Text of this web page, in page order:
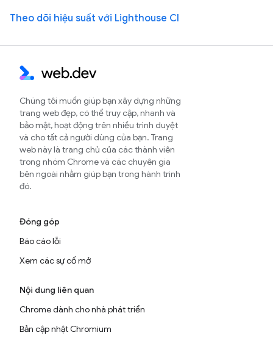
Theo dõi hiệu suất với Lighthouse CI
Chúng tôi muốn giúp bạn xây dựng những
trang web đẹp, có thể truy cập, nhanh và
bảo mật, hoạt động trên nhiều trình duyệt
và cho tất cả người dùng của bạn. Trang
web này là trang chủ của các thành viên
trong nhóm Chrome và các chuyên gia
bên ngoài nhằm giúp bạn trong hành trình
đó.
Đóng góp
Báo cáo lỗi
Xem các sự cố mở
Nội dung liên quan
Chrome dành cho nhà phát triển
Bản cập nhật Chromium